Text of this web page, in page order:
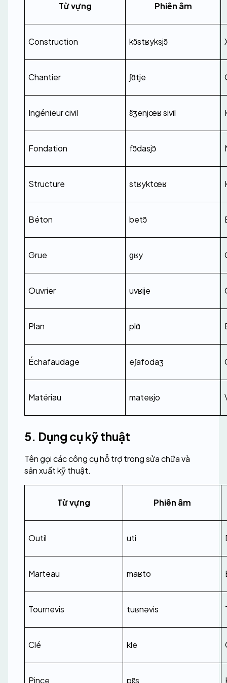
Từ vựng Phiên âm
Construction kɔ̃stʁyksjɔ̃
Chantier ʃɑ̃tje
Ingénieur civil ɛ̃ʒenjœʁ sivil
Fondation fɔ̃dasjɔ̃
Structure stʁyktœʁ
Béton betɔ̃
Grue ɡʁy
Ouvrier uvʁije
Plan plɑ̃
Échafaudage eʃafodaʒ
Matériau mateʁjo
5. Dụng cụ kỹ thuật
Tên gọi các công cụ hỗ trợ trong sửa chữa và
sản xuất kỹ thuật.
Từ vựng Phiên âm
Outil uti
Marteau maʁto
Tournevis tuʁnəvis
Clé kle
Pince pɛ̃s